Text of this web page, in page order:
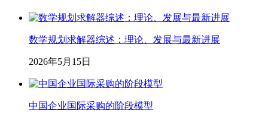
数学规划求解器综述：理论、发展与最新进展
2026年5月15日
中国企业国际采购的阶段模型